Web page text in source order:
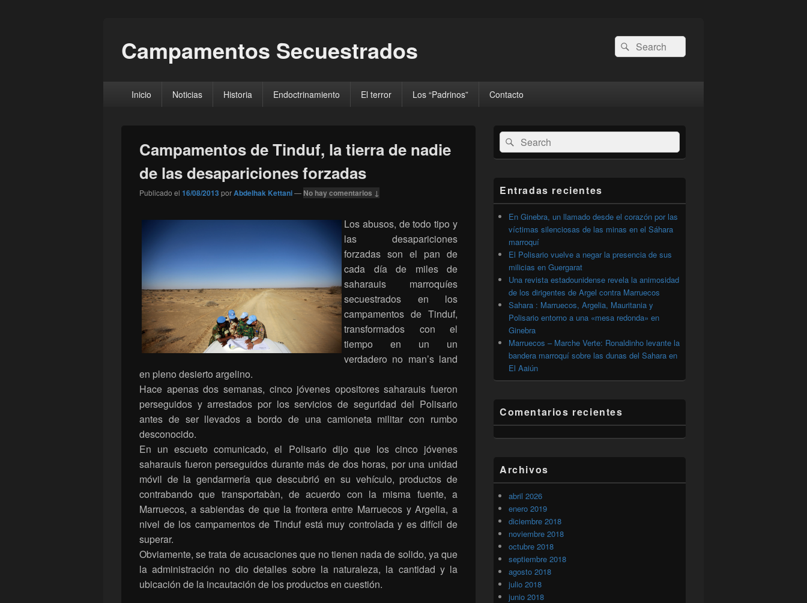
Campamentos Secuestrados
Buscar
por:
Buscar
principalInicio Noticias Historia Endoctrinamiento El terror Los “Padrinos” Contacto
Campamentos de Tinduf, la tierra de nadie
de las desapariciones forzadas
Publicado el 16/08/2013 porAbdelhak Kettani— No hay comentarios ↓
Los abusos, de todo tipo y
las desapariciones
forzadas son el pan de
cada día de miles de
saharauis marroquíes
secuestrados en los
campamentos de Tinduf,
transformados con el
tiempo en un un
verdadero no man’s land
en pleno desierto argelino.
Hace apenas dos semanas, cinco jóvenes opositores saharauis fueron
perseguidos y arrestados por los servicios de seguridad del Polisario
antes de ser llevados a bordo de una camioneta militar con rumbo
desconocido.
En un escueto comunicado, el Polisario dijo que los cinco jóvenes
saharauis fueron perseguidos durante más de dos horas, por una unidad
móvil de la gendarmería que descubrió en su vehículo, productos de
contrabando que transportabàn, de acuerdo con la misma fuente, a
Marruecos, a sabiendas de que la frontera entre Marruecos y Argelia, a
nivel de los campamentos de Tinduf está muy controlada y es difícil de
superar.
Obviamente, se trata de acusaciones que no tienen nada de solido, ya que
la administración no dio detalles sobre la naturaleza, la cantidad y la
ubicación de la incautación de los productos en cuestión.
El
área
de
widget
lateral
primaria
Buscar
por:
Buscar
Entradas recientes
En Ginebra, un llamado desde el corazón por las
víctimas silenciosas de las minas en el Sáhara
marroquí
El Polisario vuelve a negar la presencia de sus
milicias en Guergarat
Una revista estadounidense revela la animosidad
de los dirigentes de Argel contra Marruecos
Sahara : Marruecos, Argelia, Mauritania y
Polisario entorno a una «mesa redonda» en
Ginebra
Marruecos – Marche Verte: Ronaldinho levante la
bandera marroquí sobre las dunas del Sahara en
El Aaiún
Comentarios recientes
Archivos
abril 2026
enero 2019
diciembre 2018
noviembre 2018
octubre 2018
septiembre 2018
agosto 2018
julio 2018
junio 2018